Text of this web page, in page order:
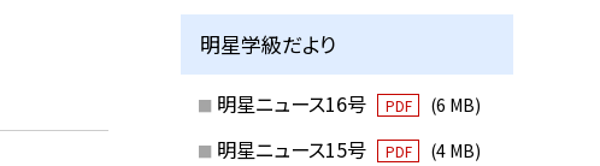
明星学級だより
明星ニュース16号 PDF (6 MB)
明星ニュース15号 PDF (4 MB)